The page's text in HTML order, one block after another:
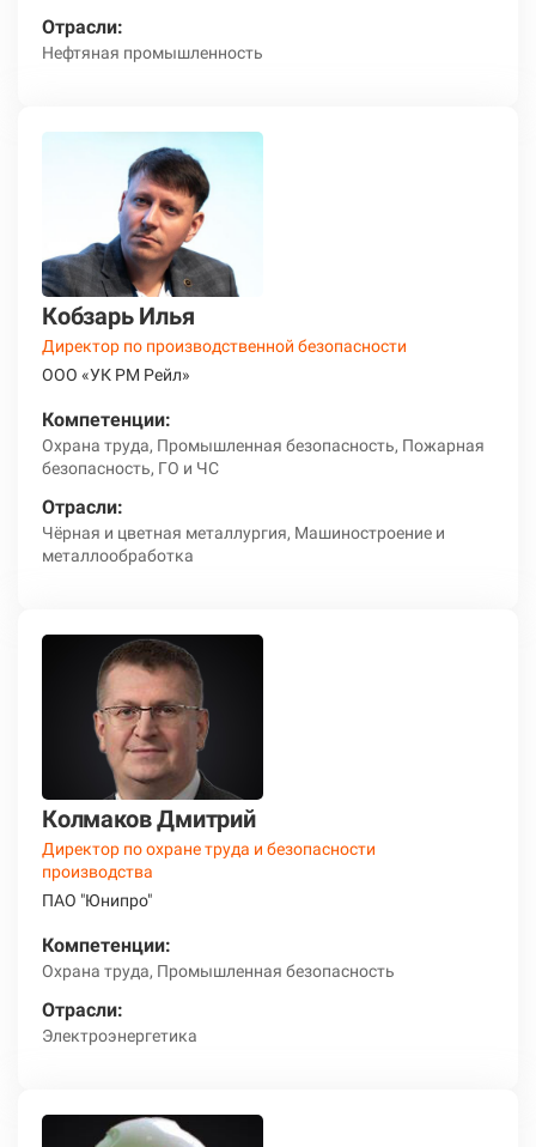
Отрасли:
Нефтяная промышленность
Кобзарь Илья
Директор по производственной безопасности
ООО «УК РМ Рейл»
Компетенции:
Охрана труда, Промышленная безопасность, Пожарная
безопасность, ГО и ЧС
Отрасли:
Чёрная и цветная металлургия, Машиностроение и
металлообработка
Колмаков Дмитрий
Директор по охране труда и безопасности
производства
ПАО "Юнипро"
Компетенции:
Охрана труда, Промышленная безопасность
Отрасли:
Электроэнергетика